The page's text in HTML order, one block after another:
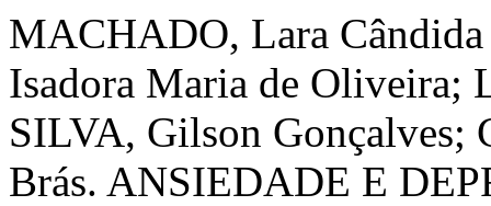
MACHADO, Lara
Isadora Maria de Oliveira;
SILVA, Gilson
Brás. ANSIEDADE E